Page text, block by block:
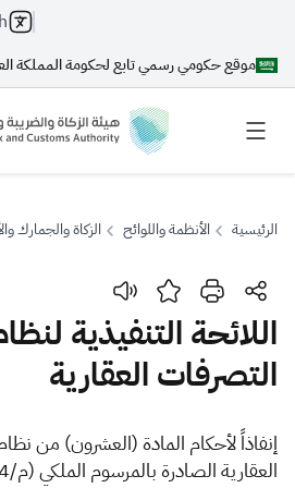
موقع حكومي رسمي تابع لحكومة المملكة
بحث
بحث بحث AI
اقتراحات
الرئيسية الأنظمة واللوائح الزكاة والجمارك
اللائحة التنفيذية
التصرفات العقارية
​​​​إنفاذاً لأحكام المادة (العشرون) من